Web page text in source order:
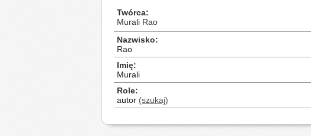
Twórca
Murali Rao
Nazwisko
Rao
Imię
Murali
Role
autor (szukaj)